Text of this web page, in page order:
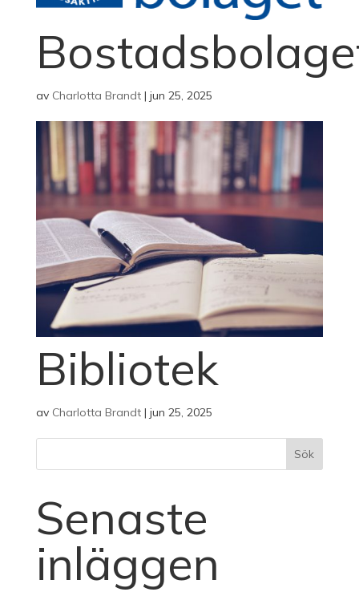
av Charlotta Brandt| jun 25, 2025
Bibliotek
av Charlotta Brandt| jun 25, 2025
Sök
Senaste
inläggen